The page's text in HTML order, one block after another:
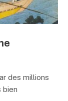
des millions
bien